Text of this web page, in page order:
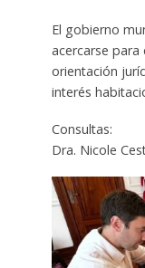
El gobierno
acercarse
orientación
interés
Consultas:
Dra. Nicole